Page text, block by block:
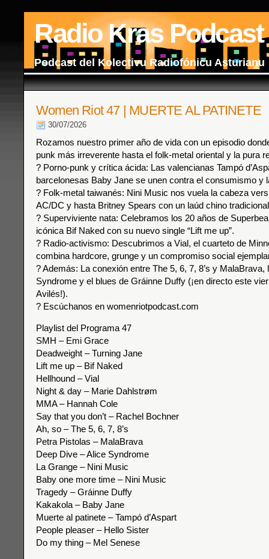
Radio Kras Podcast
Podcast del Kolectivu Radiofónicu Asturianu
Women Riot 47 | MUERTE AL PATINETE
30/07/2026
Rozamos nuestro primer año de vida con un episodio
punk más irreverente hasta el folk-metal oriental y la pura
? Porno-punk y crítica ácida: Las valencianas Tampó
barcelonesas Baby Jane se unen contra el consumismo y
? Folk-metal taiwanés: Nini Music nos vuela la cabeza
AC/DC y hasta Britney Spears con un laúd chino
? Superviviente nata: Celebramos los 20 años de
icónica Bif Naked con su nuevo single “Lift me up”.
? Radio-activismo: Descubrimos a Vial, el cuarteto de
combina hardcore, grunge y un compromiso social
? Además: La conexión entre The 5, 6, 7, 8’s y MalaBrava,
Syndrome y el blues de Gráinne Duffy (¡en directo este
Avilés!).
? Escúchanos en womenriotpodcast.com
Playlist del Programa 47
SMH – Emi Grace
Deadweight – Turning Jane
Lift me up – Bif Naked
Hellhound – Vial
Night & day – Marie Dahlstrøm
MMA – Hannah Cole
Say that you don’t – Rachel Bochner
Ah, so – The 5, 6, 7, 8’s
Petra Pistolas – MalaBrava
Deep Dive – Alice Syndrome
La Grange – Nini Music
Baby one more time – Nini Music
Tragedy – Gráinne Duffy
Kakakola – Baby Jane
Muerte al patinete – Tampó d’Aspart
People pleaser – Hello Sister
Do my thing – Mel Senese